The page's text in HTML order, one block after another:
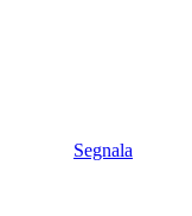
Segnala